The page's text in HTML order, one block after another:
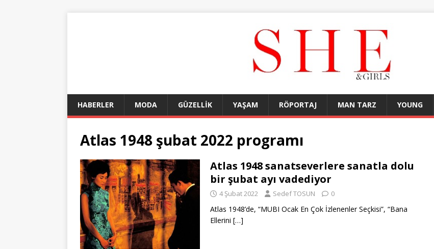
HABERLER MODA GÜZELLİK YAŞAM RÖPORTAJ MAN TARZ YOUNG
Atlas 1948 şubat 2022 programı
Atlas 1948 sanatseverlere sanatla dolu
bir şubat ayı vadediyor
4 Şubat 2022 Sedef TOSUN 0
Atlas 1948’de, “MUBI Ocak En Çok İzlenenler Seçkisi”, “Bana
Ellerini […]